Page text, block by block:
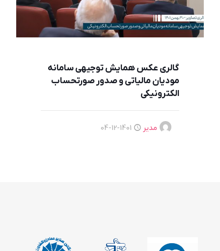
گالری عکس همایش توجیهی سامانه
مودیان مالیاتی و صدور صورتحساب
الکترونیکی
مدیر 1401-12-04